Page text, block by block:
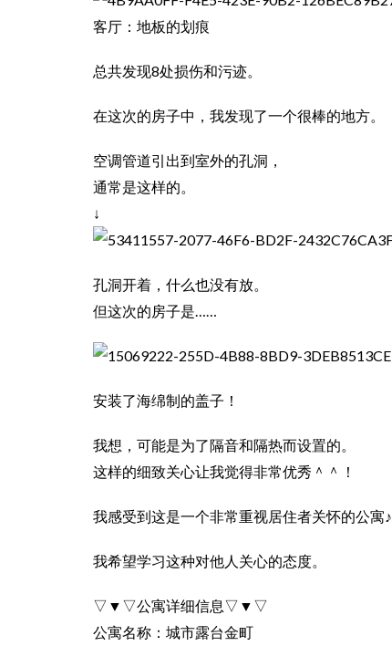
客厅：地板的划痕
总共发现8处损伤和污迹。
在这次的房子中，我发现了一个很棒的地方。
空调管道引出到室外的孔洞，
通常是这样的。
↓
孔洞开着，什么也没有放。
但这次的房子是……
安装了海绵制的盖子！
我想，可能是为了隔音和隔热而设置的。
这样的细致关心让我觉得非常优秀＾＾！
我感受到这是一个非常重视居住者关怀的公寓♪
我希望学习这种对他人关心的态度。
▽▼▽公寓详细信息▽▼▽
公寓名称： 城市露台金町